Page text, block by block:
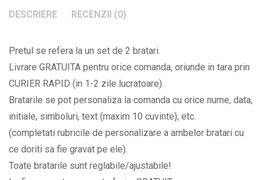
cu
si
nume
la
alegere
BPC248
quantity
DESCRIERE RECENZII (0)
Pretul se refera la un set de 2 bratari.
Livrare GRATUITA pentru orice comanda, oriunde in tara prin
CURIER RAPID (in 1-2 zile lucratoare).
Bratarile se pot personaliza la comanda cu orice nume, data,
initiale, simboluri, text (maxim 10 cuvinte), etc.
(completati rubricile de personalizare a ambelor bratari cu
ce doriti sa fie gravat pe ele).
Toate bratarile sunt reglabile/ajustabile!